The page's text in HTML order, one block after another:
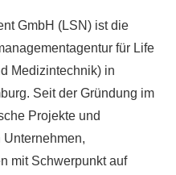
GmbH (LSN) ist die
für Life
Medizintechnik) in
Seit der Gründung im
Projekte und
Unternehmen,
mit Schwerpunkt auf